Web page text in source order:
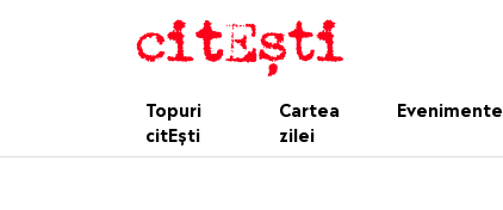
Topuri
citEști
Cartea
zilei
Evenimente